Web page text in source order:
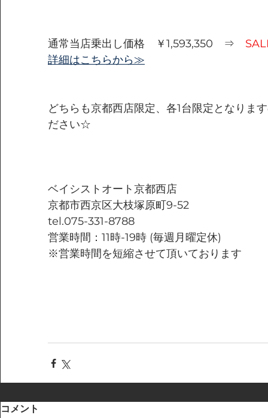
通常当店乗出し価格　￥1,593,350　⇒
詳細はこちらから≫
どちらも京都西店限定、各1台限定となりま
ださい☆
ベイシストオート京都西店
京都市西京区大枝塚原町9-52
tel.075-331-8788
営業時間：11時-19時 (毎週月曜定休)
※営業時間を短縮させて頂いております
コメント